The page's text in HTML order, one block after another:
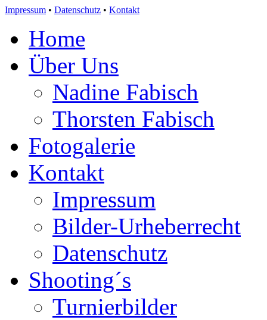
Impressum • Datenschutz • Kontakt
Home
Über Uns
Nadine Fabisch
Thorsten Fabisch
Fotogalerie
Kontakt
Impressum
Bilder-Urheberrecht
Datenschutz
Shooting´s
Turnierbilder